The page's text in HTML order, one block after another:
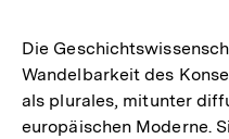
Die
Wandelbarkeit des
als plurales, mitunter
europäischen Moderne.